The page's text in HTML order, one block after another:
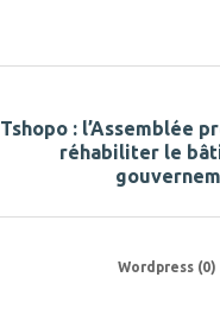
Tshopo : l’Assemblée
réhabiliter le
Wordpress (0)